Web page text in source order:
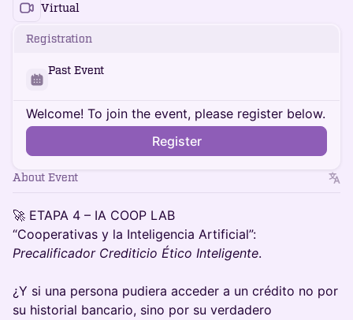
Virtual
Registration
Past Event
Welcome! To join the event, please register below.
Register
About Event
🚀 ETAPA 4 – IA COOP LAB
“Cooperativas y la Inteligencia Artificial”:
Precalificador Crediticio Ético Inteligente.
¿Y si una persona pudiera acceder a un crédito no por
su historial bancario, sino por su verdadero